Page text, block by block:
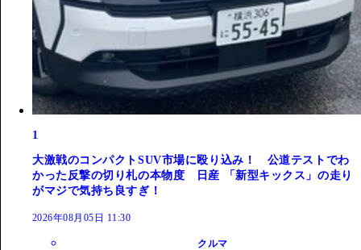
1
大激戦のコンパクトSUV市場に殴り込み！ 公道テストでわ
かった反撃の切り札の本物度 日産 「新型キックス」の走り
がマジで気持ち良すぎ！
2026年08月05日 11:30
クルマ